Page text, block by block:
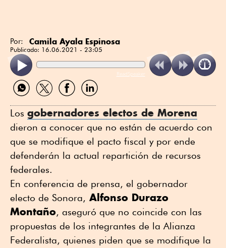
Por: Camila Ayala Espinosa
Publicado: 16.06.2021 - 23:05
ReadSpeaker
Compartir
por
Compartir
por
Compartir
por
Compartir
por
Los gobernadores electos de Morena
dieron a conocer que no están de acuerdo con
que se modifique el pacto fiscal y por ende
defenderán la actual repartición de recursos
federales.
En conferencia de prensa, el gobernador
electo de Sonora, Alfonso Durazo
Montaño, aseguró que no coincide con las
propuestas de los integrantes de la Alianza
Federalista, quienes piden que se modifique la